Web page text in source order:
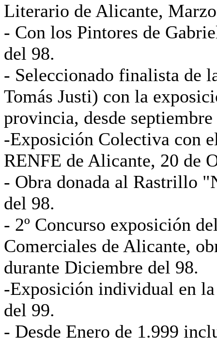
Literario de Alicante,
- Con los Pintores de
del 98.
- Seleccionado finalista de
Tomás Justi) con la
provincia, desde
-Exposición Colectiva con
RENFE de Alicante, 20 de
- Obra donada al Rastrillo
del 98.
- 2º Concurso exposición
Comerciales de Alicante,
durante Diciembre del 98.
-Exposición individual en
del 99.
- Desde Enero de 1.999